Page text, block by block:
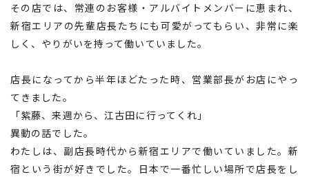
キャリアバンク
転職支援サービスのご案内
コンサルタント紹介
ログイン
北海道以外
その店では、常連のお客様・アルバイトメンバーに恵まれ、
新宿エリアの先輩店長たちにも可愛がってもらい、非常に楽
しく、やりがいを持って働いていました。
店長になってから半年ほどたった時、営業部長がお店にやっ
てきました。
「紫藤、来週から、江古田に行ってくれ」
異動の話でした。
わたしは、副店長時代から新宿エリアで働いていました。新
宿という街が好きでした。日本で一番忙しい場所で店長をし